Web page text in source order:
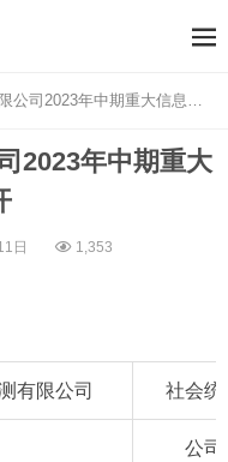
司2023年中期重大信息公开
2023年中期重大
日 1,353
有限公司 社会统
公司